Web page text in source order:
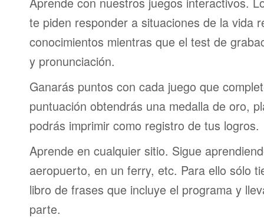
te piden responder a situaciones de la vida
conocimientos mientras que el test de
y pronunciación.
Ganarás puntos con cada juego que
puntuación obtendrás una medalla de oro,
podrás imprimir como registro de tus logros.
Aprende en cualquier sitio. Sigue
aeropuerto, en un ferry, etc. Para ello sólo
libro de frases que incluye el programa y
parte.